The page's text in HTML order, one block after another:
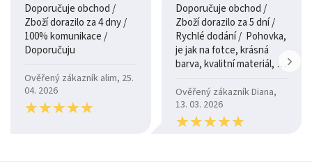
Doporučuje obchod /
Zboží dorazilo za 4 dny /
100% komunikace /
Doporučuju
Ověřený zákazník alim, 25.
04. 2026
★★★★★
★★★★★
Doporučuje obchod /
Zboží dorazilo za 5 dní /
Rychlé dodání / Pohovka,
je jak na fotce, krásná
barva, kvalitní materiál, a
Ověřený zákazník Diana,
13. 03. 2026
★★★★★
★★★★★